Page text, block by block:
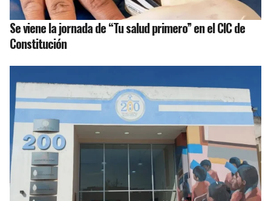
Se viene la jornada de “Tu salud primero” en el CIC de
Constitución